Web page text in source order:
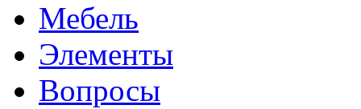
Мебель
Элементы
Вопросы